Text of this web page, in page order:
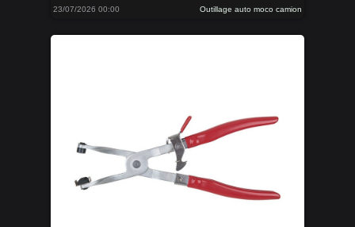
23/07/2026 00:00 Outillage auto moco camion